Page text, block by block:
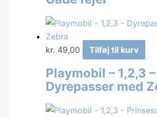
kr. 49,00 Tilføj til kurv
Playmobil – 1,2,3 –
Dyrepasser med